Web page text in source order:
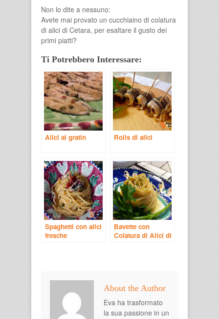
Non lo dite a nessuno:
Avete mai provato un cucchiaino di colatura
di alici di Cetara, per esaltare il gusto dei
primi piatti?
Ti Potrebbero Interessare:
Alici al gratin Rolls di alici
Spaghetti con alici
fresche
Bavette con
Colatura di Alici di
About the Author
Eva ha trasformato
la sua passione in un